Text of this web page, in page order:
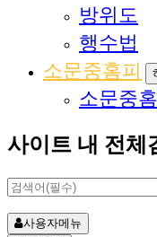
방위도
행수법
소문중홈피
소문중
사이트 내 전체
사용자메뉴